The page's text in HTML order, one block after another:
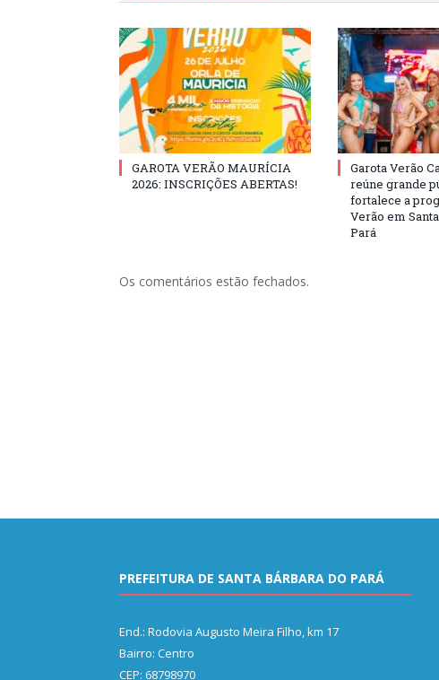
GAROTA VERÃO MAURÍCIA
2026: INSCRIÇÕES ABERTAS!
Garota Verão
reúne grande
fortalece a
Verão em
Pará
Os comentários estão fechados.
PREFEITURA DE SANTA BÁRBARA DO PARÁ
End.: Rodovia Augusto Meira Filho, km 17
Bairro: Centro
CEP: 68798970